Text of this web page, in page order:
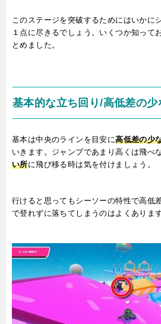
このステージを突破するためにはいかに
１点に尽きるでしょう。いくつか知って
とめました。
基本的な立ち回り/高低差の少
基本は中央のラインを目安に高低差の少
いきます。ジャンプであまり高くは飛べ
い所に飛び移る時は気を付けましょう。
行けると思ってもシーソーの特性で高低
で登れずに落ちてしまうのはよくあります